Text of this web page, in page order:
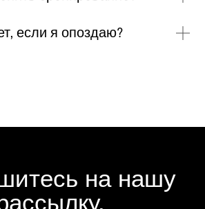
если я опоздаю?
на нашу